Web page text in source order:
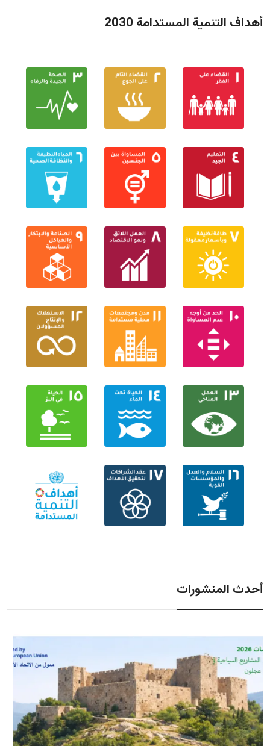
أهداف التنمية المستدامة 2030
أحدث المنشورات